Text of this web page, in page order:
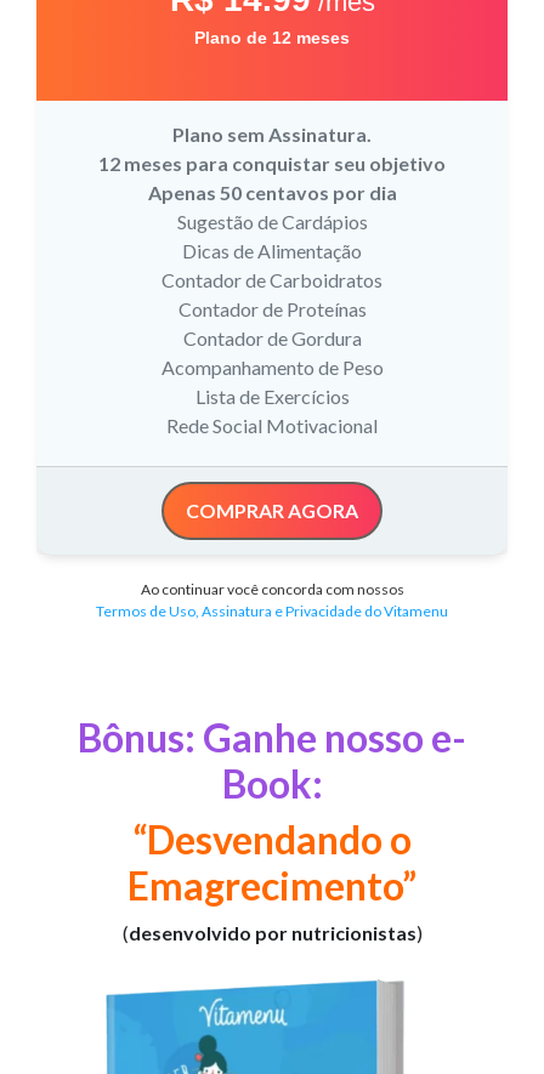
Plano de 12 meses
Plano sem Assinatura.
12 meses para conquistar seu objetivo
Apenas 50 centavos por dia
Sugestão de Cardápios
Dicas de Alimentação
Contador de Carboidratos
Contador de Proteínas
Contador de Gordura
Acompanhamento de Peso
Lista de Exercícios
Rede Social Motivacional
COMPRAR AGORA
Ao continuar você concorda com nossos
Termos de Uso, Assinatura e Privacidade do Vitamenu
Bônus: Ganhe nosso e-
Book:
“Desvendando o
Emagrecimento”
(desenvolvido por nutricionistas)